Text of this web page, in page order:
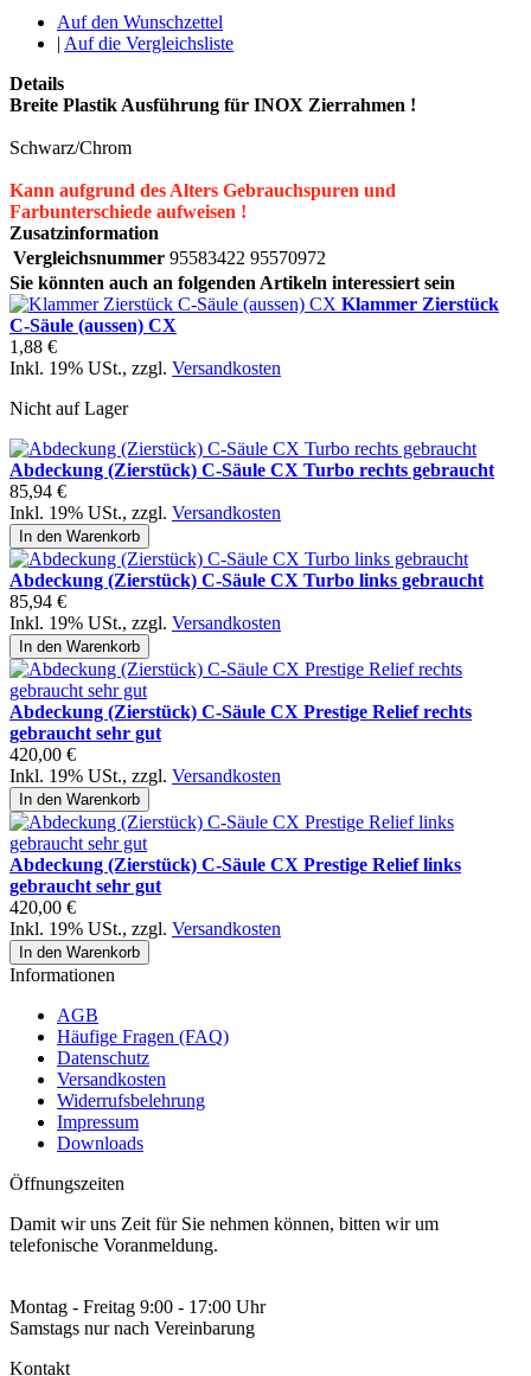
Auf den Wunschzettel
| Auf die Vergleichsliste
Details
Breite Plastik Ausführung für INOX Zierrahmen !
Schwarz/Chrom
Kann aufgrund des Alters Gebrauchspuren und
Farbunterschiede aufweisen !
Zusatzinformation
Vergleichsnummer 95583422 95570972
Sie könnten auch an folgenden Artikeln interessiert sein
Klammer Zierstück
C-Säule (aussen) CX
1,88 €
Inkl. 19% USt., zzgl. Versandkosten
Nicht auf Lager
Abdeckung (Zierstück) C-Säule CX Turbo rechts gebraucht
85,94 €
Inkl. 19% USt., zzgl. Versandkosten
In den Warenkorb
Abdeckung (Zierstück) C-Säule CX Turbo links gebraucht
85,94 €
Inkl. 19% USt., zzgl. Versandkosten
In den Warenkorb
Abdeckung (Zierstück) C-Säule CX Prestige Relief rechts
gebraucht sehr gut
420,00 €
Inkl. 19% USt., zzgl. Versandkosten
In den Warenkorb
Abdeckung (Zierstück) C-Säule CX Prestige Relief links
gebraucht sehr gut
420,00 €
Inkl. 19% USt., zzgl. Versandkosten
In den Warenkorb
Informationen
AGB
Häufige Fragen (FAQ)
Datenschutz
Versandkosten
Widerrufsbelehrung
Impressum
Downloads
Öffnungszeiten
Damit wir uns Zeit für Sie nehmen können, bitten wir um
telefonische Voranmeldung.
Montag - Freitag 9:00 - 17:00 Uhr
Samstags nur nach Vereinbarung
Kontakt